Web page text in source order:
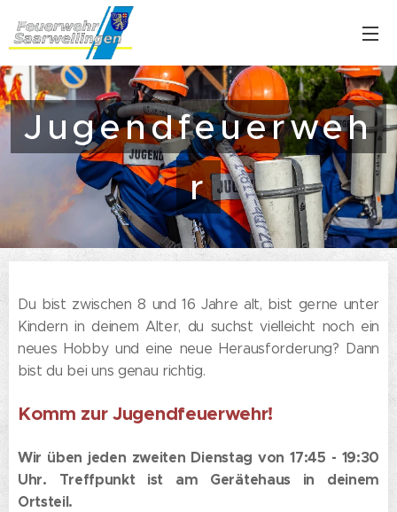
Jugendfeuerweh
r
Du bist zwischen 8 und 16 Jahre alt, bist gerne unter
Kindern in deinem Alter, du suchst vielleicht noch ein
neues Hobby und eine neue Herausforderung? Dann
bist du bei uns genau richtig.
Komm zur Jugendfeuerwehr!
Wir üben jeden zweiten Dienstag von 17:45 - 19:30
Uhr. Treffpunkt ist am Gerätehaus in deinem
Ortsteil.